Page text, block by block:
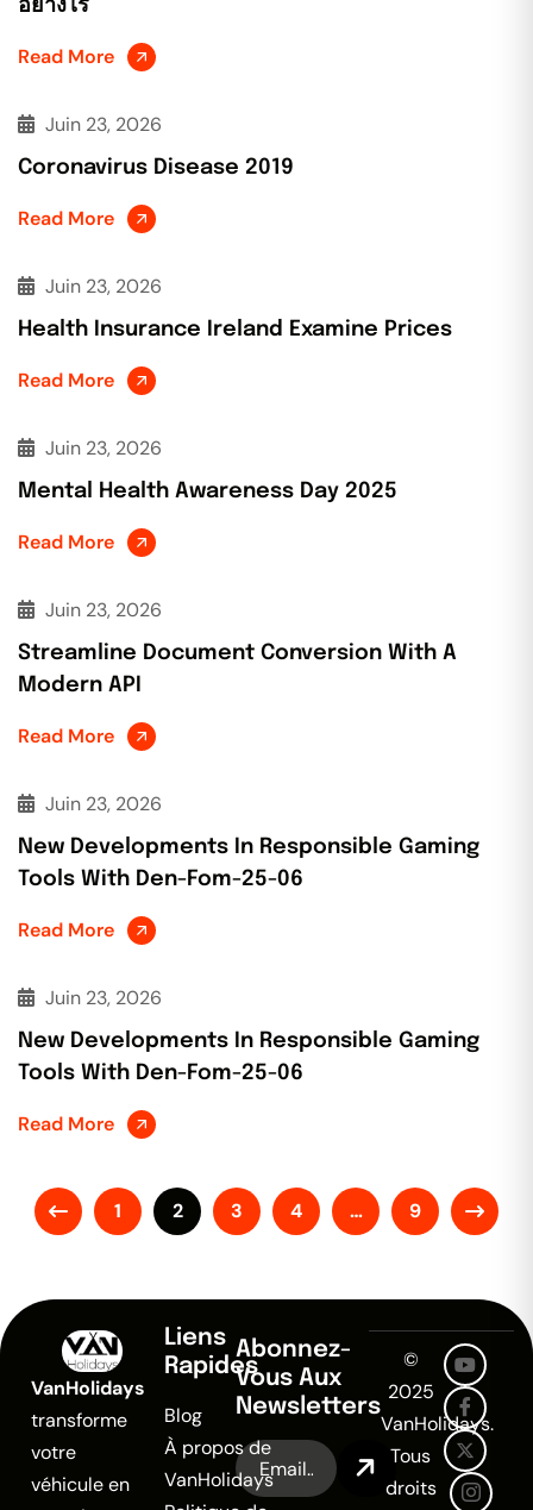
อย่างไร
Read More
Juin 23, 2026
Coronavirus Disease 2019
Read More
Juin 23, 2026
Health Insurance Ireland Examine Prices
Read More
Juin 23, 2026
Mental Health Awareness Day 2025
Read More
Juin 23, 2026
Streamline Document Conversion With A
Modern API
Read More
Juin 23, 2026
New Developments In Responsible Gaming
Tools With Den-Fom-25-06
Read More
Juin 23, 2026
New Developments In Responsible Gaming
Tools With Den-Fom-25-06
Read More
1 2 3 4 … 9
VanHolidays
transforme
votre
véhicule en
Liens
Rapides
Blog
À propos de
VanHolidays
Abonnez-
Vous Aux
Newsletters
©
2025
VanHolidays.
Tous
droits